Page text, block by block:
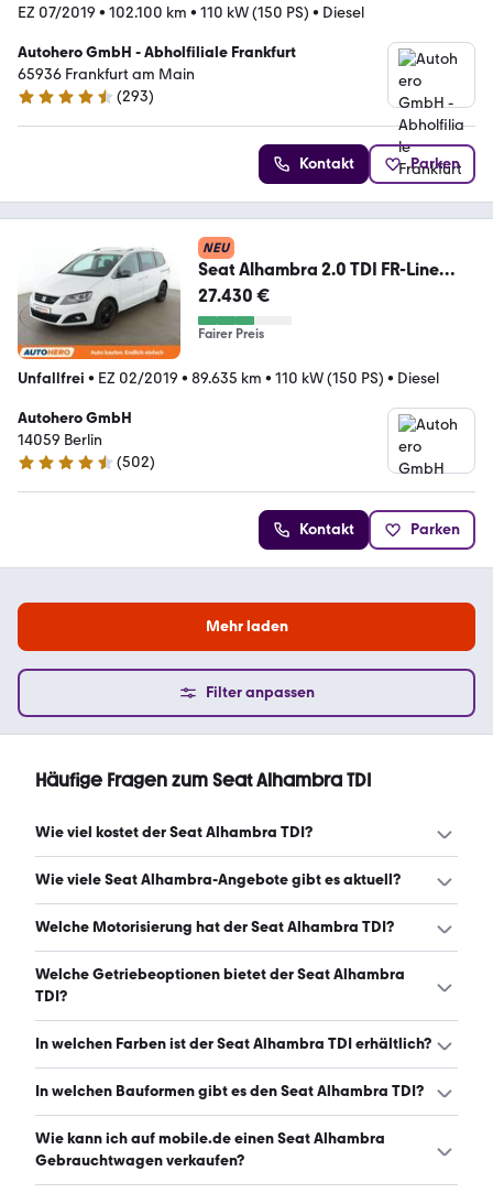
EZ 07/2019 • 102.100 km • 110 kW (150 PS) • Diesel
Autohero GmbH - Abholfiliale Frankfurt
65936 Frankfurt am Main
4.6 Sterne
(293)
Kontakt Parken
NEU
Seat Alhambra 2.0 TDI FR-Line
Aut.*XENON*TEMPO*CAM*
27.430 €
Fairer Preis
Unfallfrei • EZ 02/2019 • 89.635 km • 110 kW (150 PS) • Diesel
Autohero GmbH
14059 Berlin
4.5 Sterne
(502)
Kontakt Parken
Mehr laden
Filter anpassen
Häufige Fragen zum Seat Alhambra TDI
Wie viel kostet der Seat Alhambra TDI?
Ein guter Preis für einen Seat Alhambra TDI liegt zwischen
Wie viele Seat Alhambra-Angebote gibt es aktuell?
Es gibt insgesamt 529 Seat Alhambra bei mobile.de,
6.8.2026)
Welche Motorisierung hat der Seat Alhambra TDI?
Der Seat Alhambra TDI hat Leistungen zwischen 116 und
184 PS. (Stand: 6.8.2026)
Welche Getriebeoptionen bietet der Seat Alhambra
TDI?
Der Seat Alhambra TDI ist mit manuellem, automatischem
6.8.2026)
In welchen Farben ist der Seat Alhambra TDI erhältlich?
Den Seat Alhambra TDI gibt es in folgenden Farben:
Die häufigste Farbe ist schwarz. (Stand: 6.8.2026)
In welchen Bauformen gibt es den Seat Alhambra TDI?
Den Seat Alhambra TDI gibt es in folgenden Bauformen:
Van. (Stand: 6.8.2026)
Wie kann ich auf mobile.de einen Seat Alhambra
Gebrauchtwagen verkaufen?